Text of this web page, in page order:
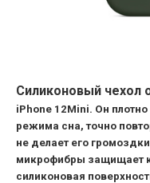
Силиконовый чехол
iPhone 12Mini. Он
режима сна, точно
не делает его
микрофибры защищает
силиконовая